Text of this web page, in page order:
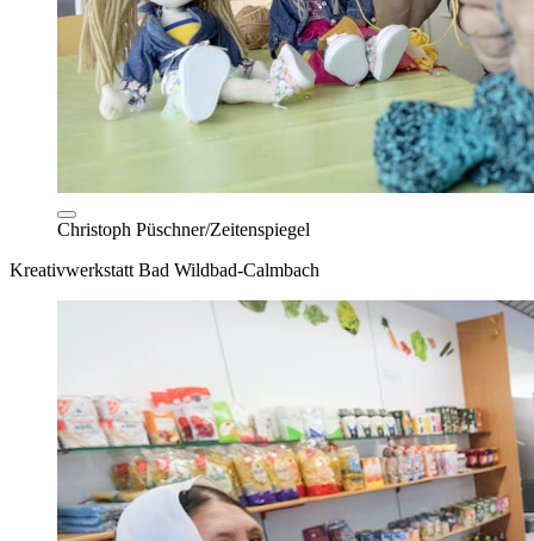
Christoph Püschner/Zeitenspiegel
Kreativwerkstatt Bad Wildbad-Calmbach